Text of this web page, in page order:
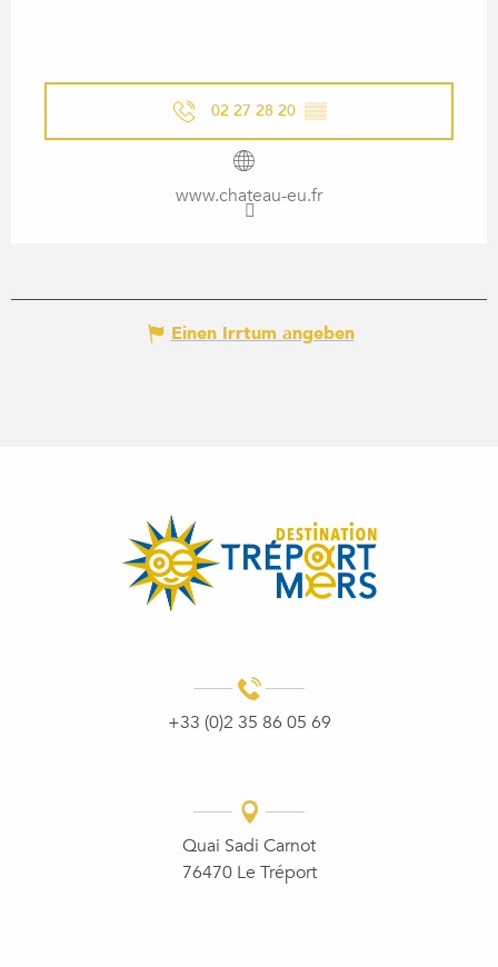
02 27 28 20 ▒▒
www.chateau-eu.fr
Einen Irrtum angeben
+33 (0)2 35 86 05 69
Quai Sadi Carnot
76470 Le Tréport